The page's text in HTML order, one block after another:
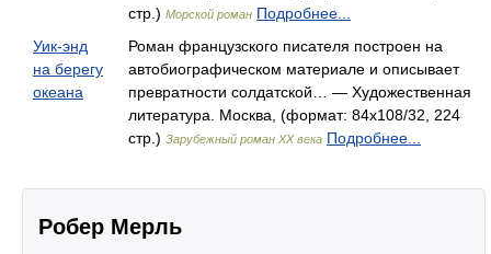
стр.) Морской роман Подробнее...
Уик-энд
на берегу
океана
Роман французского писателя построен на
автобиографическом материале и описывает
превратности солдатской… — Художественная
литература. Москва, (формат: 84x108/32, 224
стр.) Зарубежный роман XX века Подробнее...
Робер Мерль